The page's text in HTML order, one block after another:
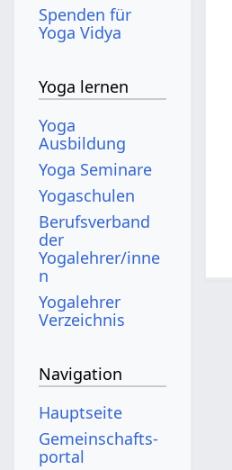
Spenden für
Yoga Vidya
Yoga lernen
Yoga
Ausbildung
Yoga Seminare
Yogaschulen
Berufsverband
der
Yogalehrer/inne
n
Yogalehrer
Verzeichnis
Navigation
Hauptseite
Gemeinschafts­
portal